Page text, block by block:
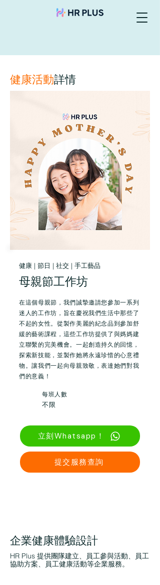
健康活動詳情
健康 | 節日 | 社交 | 手工藝品
母親節工作坊
在這個母親節，我們誠摯邀請您參加一系列
迷人的工作坊，旨在慶祝我們生活中那些了
不起的女性。從製作美麗的紀念品到參加舒
緩的藝術課程，這些工作坊提供了與媽媽建
立聯繫的完美機會。一起創造持久的回憶，
探索新技能，並製作她將永遠珍惜的心意禮
物。讓我們一起向母親致敬，表達她們對我
們的意義！
每班人數
不限
立刻Whatsapp！
提交服務查詢
企業健康體驗設計
HR Plus 提供團隊建立、員工參與活動、員工
協助方案、員工健康活動等企業服務。